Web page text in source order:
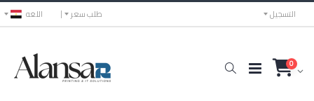
اللغه طلب سعر التسجيل
0